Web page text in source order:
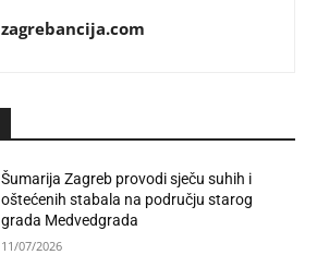
zagrebancija.com
Šumarija Zagreb provodi sječu suhih i
oštećenih stabala na području starog
grada Medvedgrada
11/07/2026